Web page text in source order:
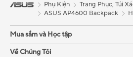
Phụ Kiện Trang Phục, Túi
ASUS AP4600 Backpack
Mua sắm và Học tập
Về Chúng Tôi